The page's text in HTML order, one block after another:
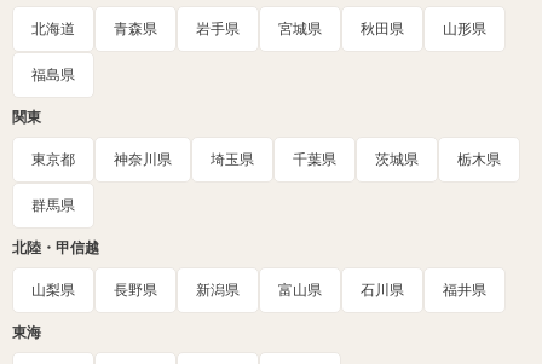
北海道 青森県 岩手県 宮城県 秋田県 山形県
福島県
関東
東京都 神奈川県 埼玉県 千葉県 茨城県 栃木県
群馬県
北陸・甲信越
山梨県 長野県 新潟県 富山県 石川県 福井県
東海